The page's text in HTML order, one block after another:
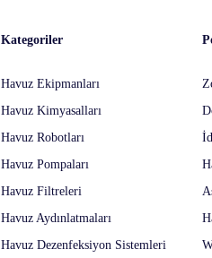
Kategoriler
Havuz Ekipmanları
Havuz Kimyasalları
Havuz Robotları
Havuz Pompaları
Havuz Filtreleri
Havuz Aydınlatmaları
Havuz Dezenfeksiyon Sistemleri